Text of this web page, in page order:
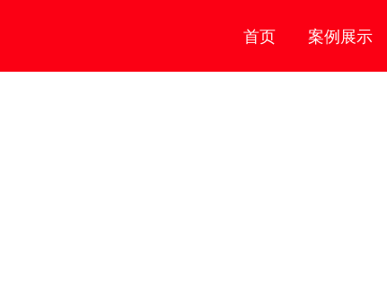
首页 案例展示